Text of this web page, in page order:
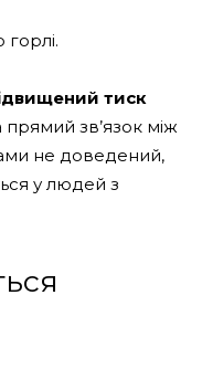
горлі.
тиск
прямий зв’язок між
не доведений,
у людей з